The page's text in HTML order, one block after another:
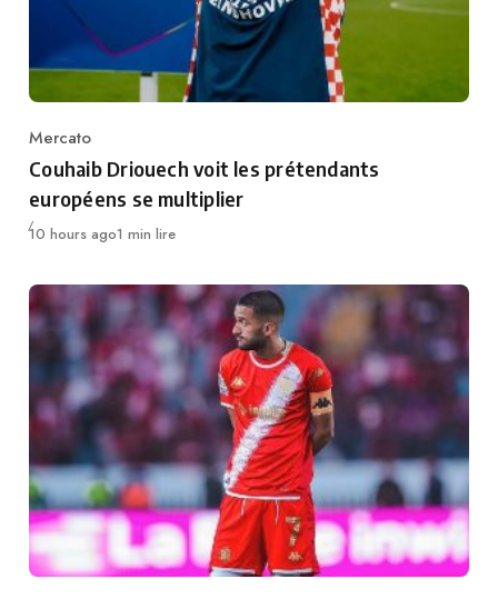
Category
Mercato
Couhaib Driouech voit les prétendants
européens se multiplier
Publié
10 hours ago1 min lire